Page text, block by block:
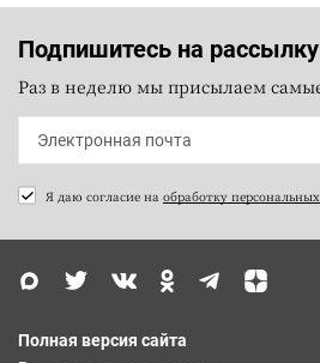
Подпишитесь на рассылку
Раз в неделю мы присылаем
Я даю согласие на обработку
Полная версия сайта